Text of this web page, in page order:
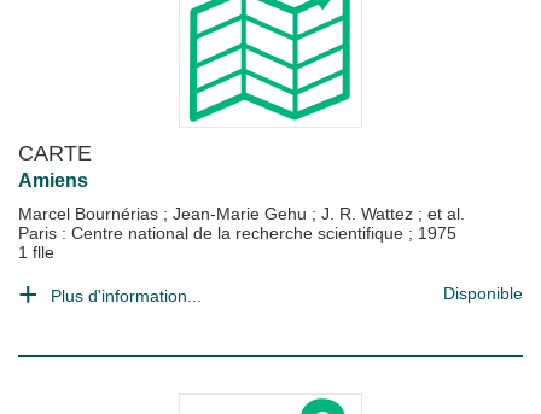
CARTE
Amiens
Marcel Bournérias ; Jean-Marie Gehu ; J. R. Wattez ; et al.
Paris : Centre national de la recherche scientifique ; 1975
1 flle
Plus d'information... Disponible